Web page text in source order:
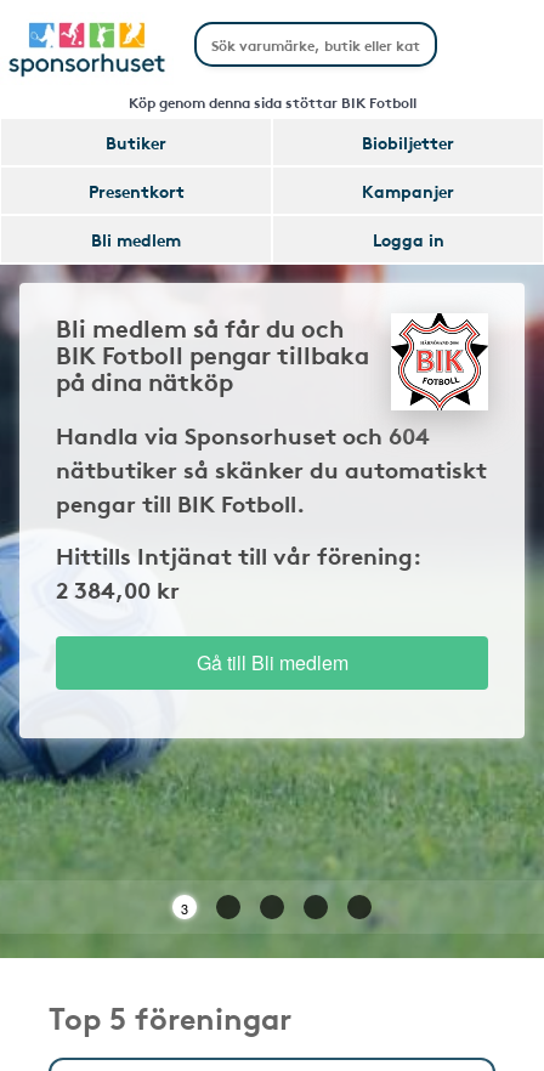
Köp genom denna sida stöttar BIK Fotboll
Butiker
Biobiljetter
Presentkort
Kampanjer
Bli medlem
Logga in
Bli medlem så får du och
BIK Fotboll pengar tillbaka
på dina nätköp
Handla via Sponsorhuset och 604
nätbutiker så skänker du automatiskt
pengar till BIK Fotboll.
Hittills Intjänat till vår förening:
2 384,00 kr
Gå till Bli medlem
3
Top 5 föreningar